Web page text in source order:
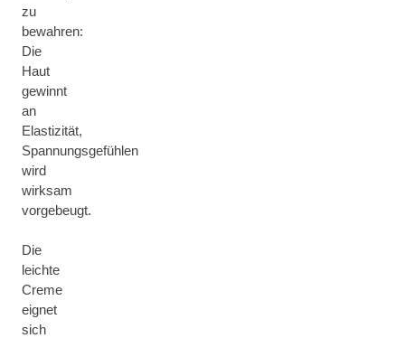
zu
bewahren:
Die
Haut
gewinnt
an
Elastizität,
Spannungsgefühlen
wird
wirksam
vorgebeugt.
Die
leichte
Creme
eignet
sich